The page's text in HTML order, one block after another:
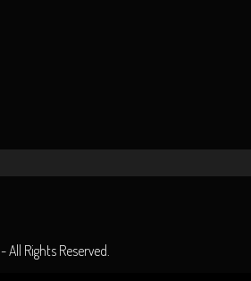
Rights Reserved.